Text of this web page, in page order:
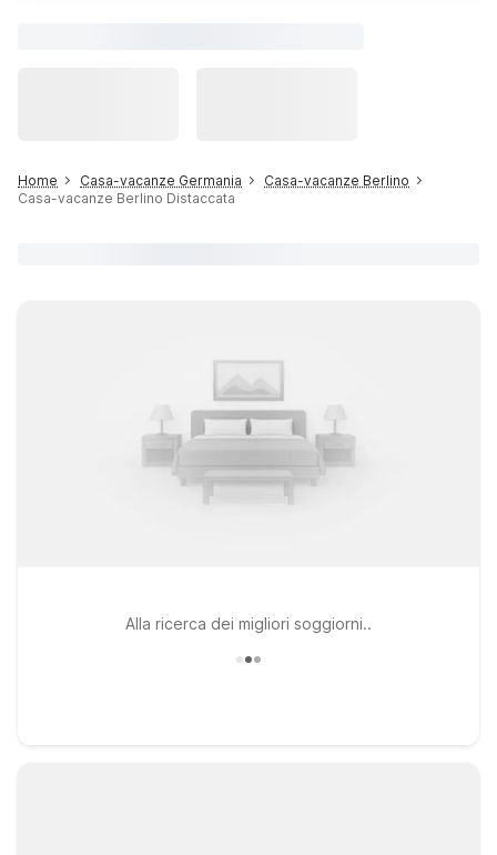
Home Casa-vacanze Germania
Casa-vacanze Berlino
Casa-vacanze Berlino Distaccata
Alla ricerca dei migliori soggiorni..